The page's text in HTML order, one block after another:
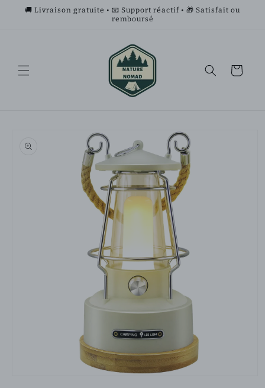
passer
🚚 Livraison gratuite • 📧 Support réactif • 🎁 Satisfait ou
remboursé
Panier
produits